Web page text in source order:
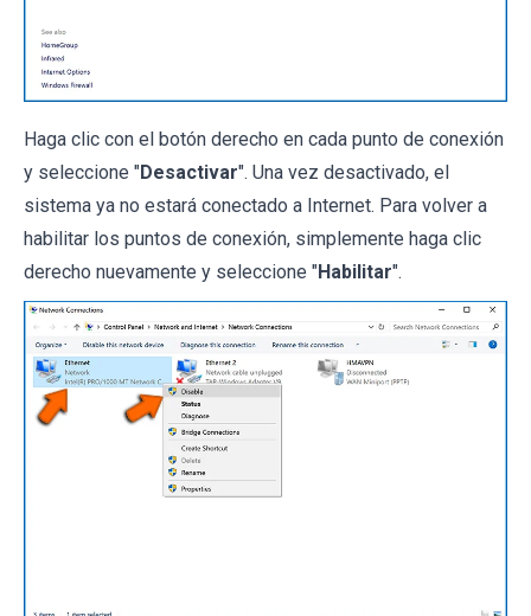
Haga clic con el botón derecho en cada punto de conexión
y seleccione "Desactivar". Una vez desactivado, el
sistema ya no estará conectado a Internet. Para volver a
habilitar los puntos de conexión, simplemente haga clic
derecho nuevamente y seleccione "Habilitar".